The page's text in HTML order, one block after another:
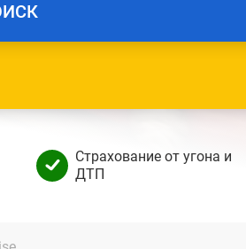
Страхование от угона и
ДТП